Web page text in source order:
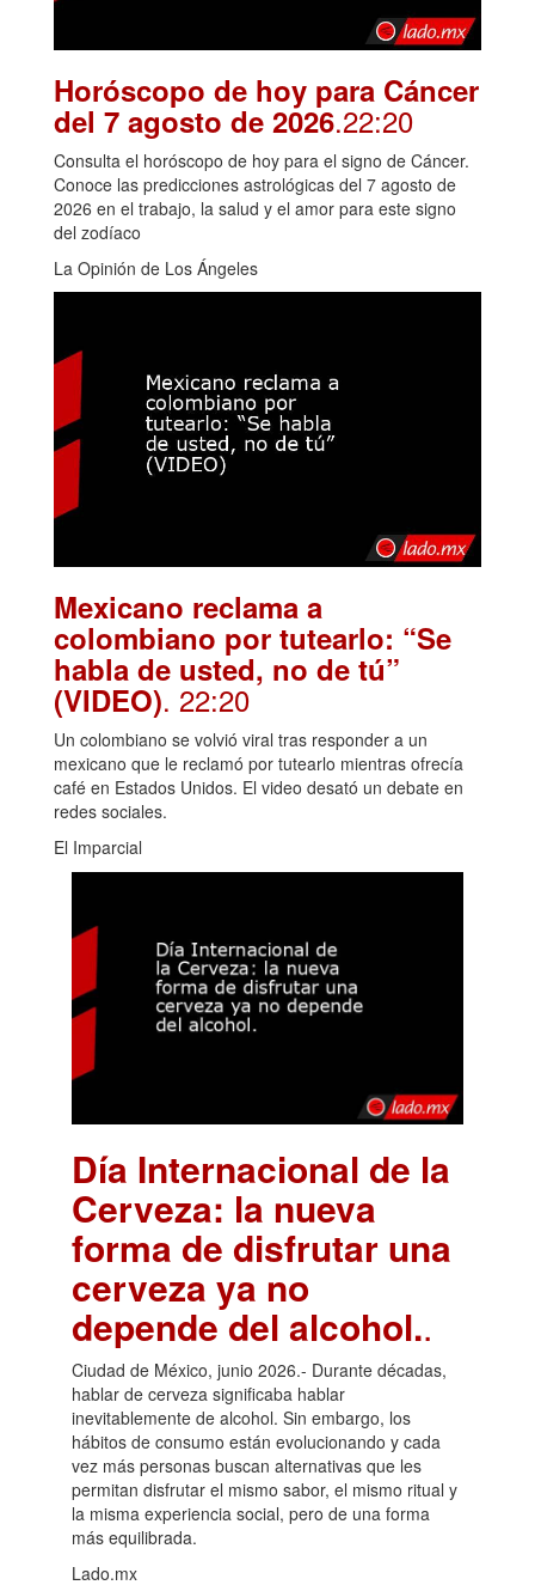
Horóscopo de hoy para Cáncer
del 7 agosto de 2026.22:20
Consulta el horóscopo de hoy para el signo de Cáncer.
Conoce las predicciones astrológicas del 7 agosto de
2026 en el trabajo, la salud y el amor para este signo
del zodíaco
La Opinión de Los Ángeles
Mexicano reclama a
colombiano por tutearlo: “Se
habla de usted, no de tú”
(VIDEO). 22:20
Un colombiano se volvió viral tras responder a un
mexicano que le reclamó por tutearlo mientras ofrecía
café en Estados Unidos. El video desató un debate en
redes sociales.
El Imparcial
Día Internacional de la
Cerveza: la nueva
forma de disfrutar una
cerveza ya no
depende del alcohol..
Ciudad de México, junio 2026.- Durante décadas,
hablar de cerveza significaba hablar
inevitablemente de alcohol. Sin embargo, los
hábitos de consumo están evolucionando y cada
vez más personas buscan alternativas que les
permitan disfrutar el mismo sabor, el mismo ritual y
la misma experiencia social, pero de una forma
más equilibrada.
Lado.mx